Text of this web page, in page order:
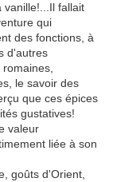
vanille!...Il fallait
qui
des fonctions, à
d'autres
le savoir des
que ces épices
gustatives!
valeur
liée à son
goûts d'Orient,